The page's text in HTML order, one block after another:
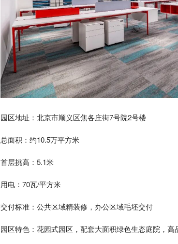
园区地址： 北京市顺义区焦各庄街7号院2号楼
总面积： 约10.5万平方米
首层挑高： 5.1米
用电： 70瓦/平方米
交付标准： 公共区域精装修，办公区域毛坯交付
园区特色： 花园式园区，配套大面积绿色生态庭院，高